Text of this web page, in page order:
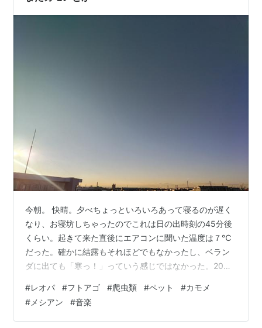
今朝。 快晴。夕べちょっといろいろあって寝るのが遅く
なり、お寝坊しちゃったのでこれは日の出時刻の45分後
くらい。起きて来た直後にエアコンに聞いた温度は７℃
だった。確かに結露もそれほどでもなかったし、ベラン
ダに出ても「寒っ！」っていう感じではなかった。20分
30%しかなくてちょっとガビーン。昨日の予報だと、今
朝の温度は３℃くらいって言ってたように記憶してるん
だけどねえ。少し時間が遅かったのもあるかもしれない
#レオパ #フトアゴ #爬虫類 #ペット #カモメ
# メシアン #音楽